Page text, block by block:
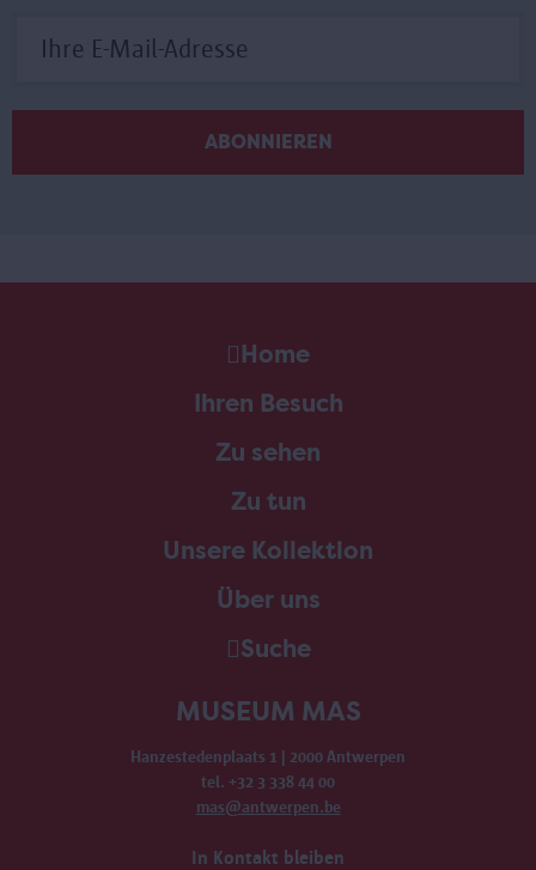
Home
Ihren Besuch
Zu sehen
Zu tun
Unsere Kollektion
Über uns
Suche
MUSEUM MAS
Hanzestedenplaats 1 | 2000 Antwerpen
tel. +32 3 338 44 00
mas@antwerpen.be
In Kontakt bleiben